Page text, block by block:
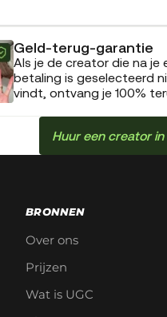
Geld-terug-garantie
Als je de creator die na je
betaling is geselecteerd
vindt, ontvang je 100%
Huur een creator in
BRONNEN
Over ons
Prijzen
Wat is UGC